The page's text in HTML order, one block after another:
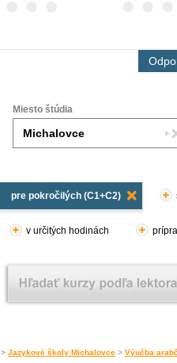
Miesto štúdia
pre pokročilých (C1+C2)
v určitých hodinách
> Jazykové školy Michalovce > Výučba